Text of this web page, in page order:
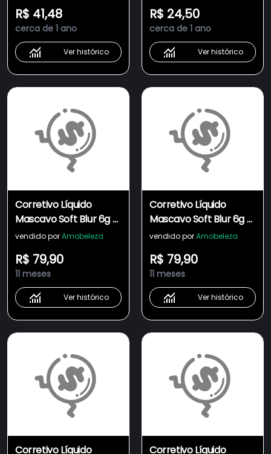
Matte ENVIO NO
MESMO DIA
R$ 41,48
cerca de 1 ano
Ver histórico
Sale
R$ 24,50
cerca de 1 ano
Ver histórico
Corretivo Líquido
Mascavo Soft Blur 6g -
Tom 32C
vendido porAmobeleza
R$ 79,90
11 meses
Ver histórico
Corretivo Líquido
Mascavo Soft Blur 6g -
Tom 33N
vendido porAmobeleza
R$ 79,90
11 meses
Ver histórico
Corretivo Líquido
Corretivo Líquido